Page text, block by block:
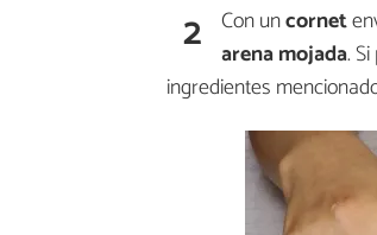
2 Con uncornet
arena mojada.
ingredientes